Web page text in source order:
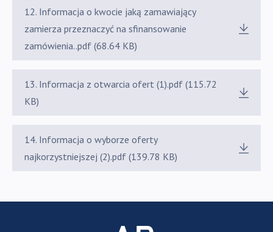
12. Informacja o kwocie jaką zamawiający
zamierza przeznaczyć na sfinansowanie
zamówienia..pdf (68.64 KB)
13. Informacja z otwarcia ofert (1).pdf (115.72
KB)
14. Informacja o wyborze oferty
najkorzystniejszej (2).pdf (139.78 KB)